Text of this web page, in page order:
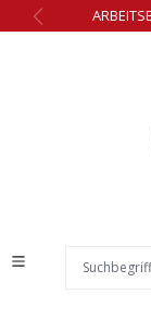
springen